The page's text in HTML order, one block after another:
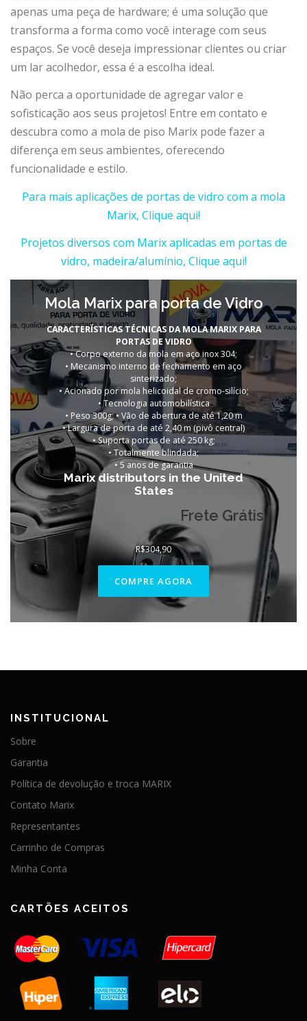
apenas uma peça de hardware; é uma solução que
transforma a forma como você interage com seus
espaços. Se você deseja impressionar clientes ou criar
um lar acolhedor, essa é a escolha ideal.
Não perca a oportunidade de agregar valor e
sofisticação aos seus projetos! Entre em contato e
descubra como a mola de piso Marix pode fazer a
diferença em seus ambientes, oferecendo
funcionalidade e estilo.
Para mais aplicações de portas de vidro com a mola
Marix, Clique aqui!
Projetos diversos com Marix aplicadas em portas de
vidro, madeira/alumínio, Clique aqui!
Mola Marix para porta de Vidro
CARACTERÍSTICAS TÉCNICAS DA MOLA MARIX PARA
PORTAS DE VIDRO
• Corpo externo da mola em aço inox 304;
• Mecanismo interno de fechamento em aço
sinterizado;
• Acionado por mola helicoidal de cromo-silício;
• Tecnologia automobilística
• Peso 300g; • Vão de abertura de até 1,20 m
• Largura de porta de até 2,40 m (pivô central)
• Suporta portas de até 250 kg;
• Totalmente blindada;
• 5 anos de garantia
Marix distributors in the United
States
Frete Grátis
R$304,90
COMPRE AGORA
INSTITUCIONAL
Sobre
Garantia
Política de devolução e troca MARIX
Contato Marix
Representantes
Carrinho de Compras
Minha Conta
CARTÕES ACEITOS